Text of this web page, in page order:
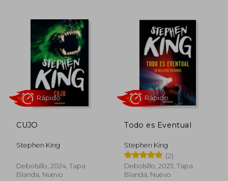
30%
dcto. $ 38.500
20%
dcto.
CUJO
Stephen King
Debolsillo, 2024, Tapa
Blanda, Nuevo
Todo es Eventual
Stephen King
(2)
Debolsillo, 2023, Tapa
Blanda, Nuevo